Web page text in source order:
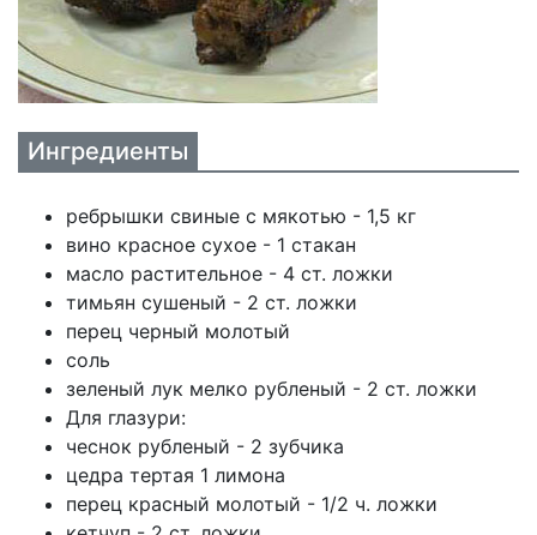
Ингредиенты
ребрышки свиные с мякотью - 1,5 кг
вино красное сухое - 1 стакан
масло растительное - 4 ст. ложки
тимьян сушеный - 2 ст. ложки
перец черный молотый
соль
зеленый лук мелко рубленый - 2 ст. ложки
Для глазури:
чеснок рубленый - 2 зубчика
цедра тертая 1 лимона
перец красный молотый - 1/2 ч. ложки